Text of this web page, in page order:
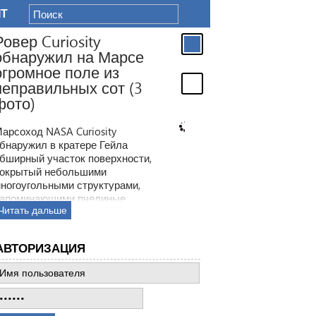
Curiosity
на Марсе
поле из
сот (3
NASA Curiosity
в кратере Гейла
участок поверхности,
небольшими
структурами,
пчелиные
Ранее ровер находил
все предыдущее такие
дальше